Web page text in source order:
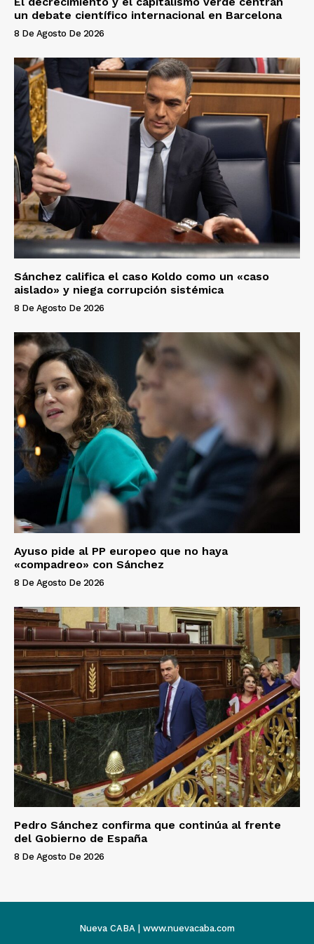
un debate científico internacional en Barcelona
8 De Agosto De 2026
Sánchez califica el caso Koldo como un «caso
aislado» y niega corrupción sistémica
8 De Agosto De 2026
Ayuso pide al PP europeo que no haya
«compadreo» con Sánchez
8 De Agosto De 2026
Pedro Sánchez confirma que continúa al frente
del Gobierno de España
8 De Agosto De 2026
Nueva CABA | www.nuevacaba.com